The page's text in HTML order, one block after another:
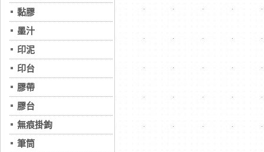
黏膠
墨汁
印泥
印台
膠帶
膠台
無痕掛鉤
筆筒